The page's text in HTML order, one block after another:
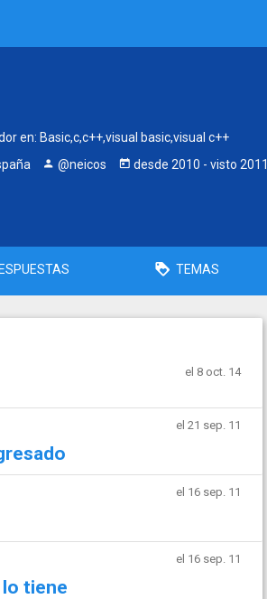
en: Basic,c,c++,visual basic,visual c++
@neicos desde 2010 - visto 2011
TEMAS
el 8 oct. 14
el 21 sep. 11
el 16 sep. 11
el 16 sep. 11
tiene